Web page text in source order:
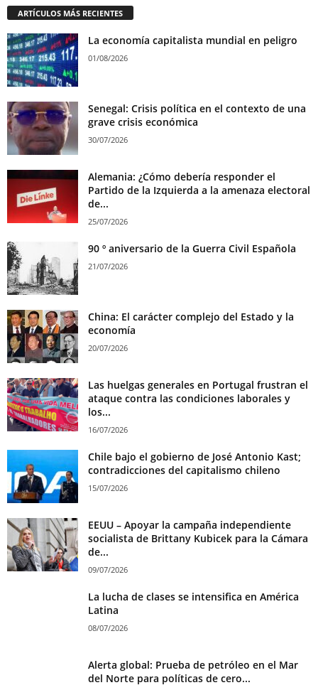
ARTÍCULOS MÁS RECIENTES
La economía capitalista mundial en peligro
01/08/2026
Senegal: Crisis política en el contexto de una
grave crisis económica
30/07/2026
Alemania: ¿Cómo debería responder el
Partido de la Izquierda a la amenaza electoral
de...
25/07/2026
90 º aniversario de la Guerra Civil Española
21/07/2026
China: El carácter complejo del Estado y la
economía
20/07/2026
Las huelgas generales en Portugal frustran el
ataque contra las condiciones laborales y
los...
16/07/2026
Chile bajo el gobierno de José Antonio Kast;
contradicciones del capitalismo chileno
15/07/2026
EEUU – Apoyar la campaña independiente
socialista de Brittany Kubicek para la Cámara
de...
09/07/2026
La lucha de clases se intensifica en América
Latina
08/07/2026
Alerta global: Prueba de petróleo en el Mar
del Norte para políticas de cero...